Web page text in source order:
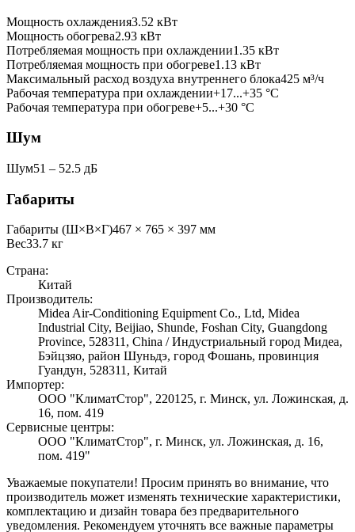
Мощность охлаждения3.52 кВт
Мощность обогрева2.93 кВт
Потребляемая мощность при охлаждении1.35 кВт
Потребляемая мощность при обогреве1.13 кВт
Максимальный расход воздуха внутреннего блока425 м³/ч
Рабочая температура при охлаждении+17...+35 °C
Рабочая температура при обогреве+5...+30 °C
Шум
Шум51 ‒ 52.5 дБ
Габариты
Габариты (Ш×В×Г)467 × 765 × 397 мм
Вес33.7 кг
Страна:
Китай
Производитель:
Midea Air-Conditioning Equipment Co., Ltd, Midea
Industrial City, Beijiao, Shunde, Foshan City, Guangdong
Province, 528311, China / Индустриальный город Мидеа,
Бэйцзяо, район Шуньдэ, город Фошань, провинция
Гуандун, 528311, Китай
Импортер:
ООО "КлиматСтор", 220125, г. Минск, ул. Ложинская, д.
16, пом. 419
Сервисные центры:
ООО "КлиматСтор", г. Минск, ул. Ложинская, д. 16,
пом. 419"
Уважаемые покупатели! Просим принять во внимание, что
производитель может изменять технические характеристики,
комплектацию и дизайн товара без предварительного
уведомления. Рекомендуем уточнять все важные параметры